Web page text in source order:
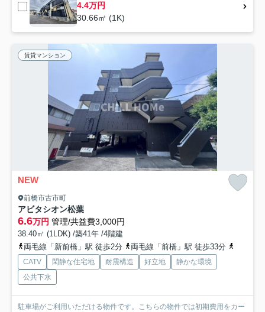
4.4万円
30.66㎡ (1K)
賃貸マンション
NEW
前橋市古市町
アビタシオン松葉
6.6万円 管理/共益費3,000円
38.40㎡ (1LDK) /築41年 /4階建
両毛線「新前橋」駅 徒歩2分
両毛線「前橋」駅 徒歩33分
CATV 閑静な住宅地 耐震構造 好立地
静かな環境
公共下水
駐車場がご利用いただける物件です。こちらの物件では初期費用をカー